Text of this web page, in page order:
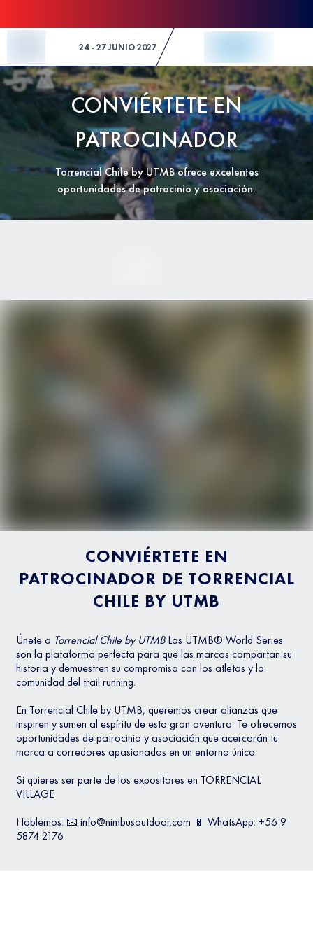
24 - 27 JUNIO 2027
CONVIÉRTETE EN
PATROCINADOR
Torrencial Chile by UTMB ofrece excelentes
oportunidades de patrocinio y asociación.
CONVIÉRTETE EN
PATROCINADOR DE TORRENCIAL
CHILE BY UTMB
Únete a Torrencial Chile by UTMBLas UTMB® World Series
son la plataforma perfecta para que las marcas compartan su
historia y demuestren su compromiso con los atletas y la
comunidad del trail running.
En Torrencial Chile by UTMB, queremos crear alianzas que
inspiren y sumen al espíritu de esta gran aventura. Te ofrecemos
oportunidades de patrocinio y asociación que acercarán tu
marca a corredores apasionados en un entorno único.
Si quieres ser parte de los expositores en TORRENCIAL
VILLAGE
Hablemos: 📧 info@nimbusoutdoor.com 📱 WhatsApp: +56 9
5874 2176